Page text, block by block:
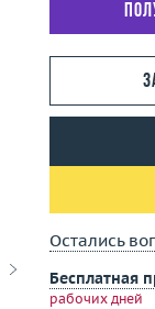
Остались
Бесплатная
рабочих дней